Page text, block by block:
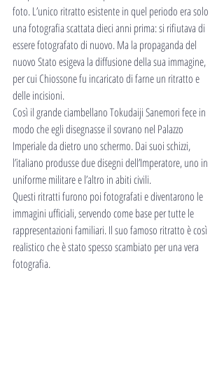
foto. L’unico ritratto esistente in quel periodo era solo
una fotografia scattata dieci anni prima: si rifiutava di
essere fotografato di nuovo. Ma la propaganda del
nuovo Stato esigeva la diffusione della sua immagine,
per cui Chiossone fu incaricato di farne un ritratto e
delle incisioni.
Così il grande ciambellano Tokudaiji Sanemori fece in
modo che egli disegnasse il sovrano nel Palazzo
Imperiale da dietro uno schermo. Dai suoi schizzi,
l’italiano produsse due disegni dell’Imperatore, uno in
uniforme militare e l’altro in abiti civili.
Questi ritratti furono poi fotografati e diventarono le
immagini ufficiali, servendo come base per tutte le
rappresentazioni familiari. Il suo famoso ritratto è così
realistico che è stato spesso scambiato per una vera
fotografia.